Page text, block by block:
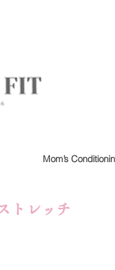
Mom’s
トレッチ